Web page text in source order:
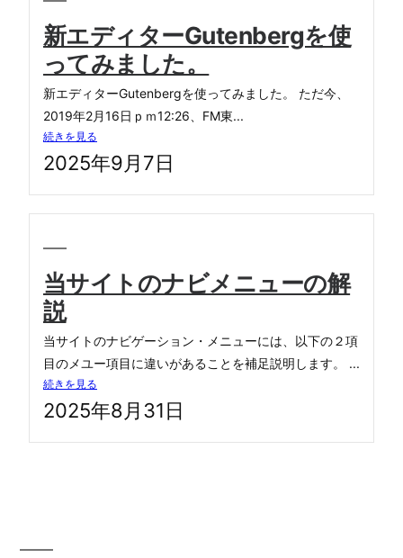
新エディターGutenbergを使
ってみました。
新エディターGutenbergを使ってみました。 ただ今、
2019年2月16日ｐｍ12:26、FM東...
続きを見る
2025年9月7日
当サイトのナビメニューの解
説
当サイトのナビゲーション・メニューには、以下の２項
目のメユー項目に違いがあることを補足説明します。 ...
続きを見る
2025年8月31日